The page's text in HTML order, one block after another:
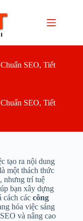
SEO, Tiết
SEO, Tiết
tạo ra nội dung
một thách thức
nhưng trí tuệ
bạn xây dựng
cách các công
hóa việc sáng
và nâng cao